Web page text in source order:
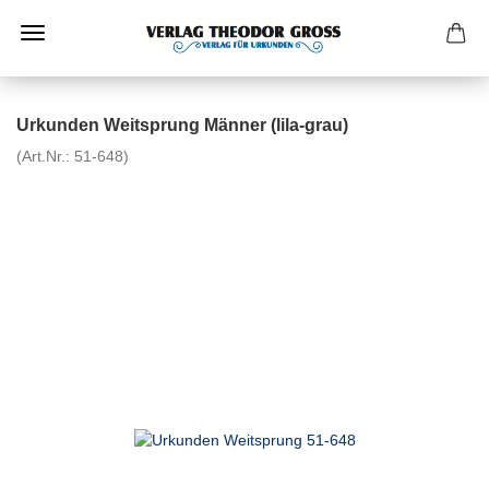
Urkunden Weitsprung Männer (lila-grau)
(Art.Nr.: 51-648)